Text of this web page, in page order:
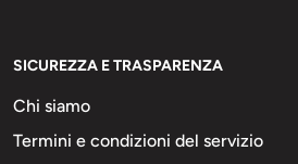
SICUREZZA E TRASPARENZA
Chi siamo
Termini e condizioni del servizio